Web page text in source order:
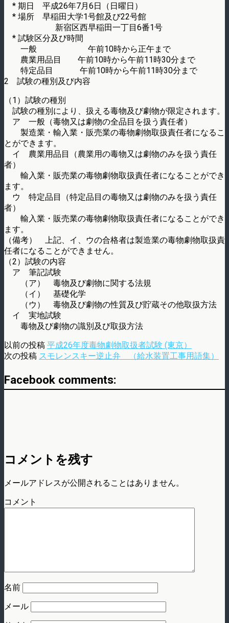
* 期日 平成26年7月6日（日曜日）
* 場所 早稲田大学1号館及び22号館
新宿区西早稲田一丁目6番1号
* 試験区分及び時間
一般 午前10時から正午まで
農業用品目 午前10時から午前11時30分まで
特定品目 午前10時から午前11時30分まで
2 試験の種別及び内容
（1）試験の種別
試験の種別により、扱える毒物及び劇物が限定されます。
ア 一般（毒物又は劇物の全品目を扱う責任者）
製造業・輸入業・販売業の毒物劇物取扱責任者になるこ
とができます。
イ 農業用品目（農業用の毒物又は劇物のみを扱う責任
者）
輸入業・販売業の毒物劇物取扱責任者になることができ
ます。
ウ 特定品目（特定品目の毒物又は劇物のみを扱う責任
者）
輸入業・販売業の毒物劇物取扱責任者になることができ
ます。
（備考） 上記、イ、ウの合格者は製造業の毒物劇物取扱責
任者になることができません。
（2）試験の内容
ア 筆記試験
（ア） 毒物及び劇物に関する法規
（イ） 基礎化学
（ウ） 毒物及び劇物の性質及び貯蔵その他取扱方法
イ 実地試験
毒物及び劇物の識別及び取扱方法
以前の投稿 平成26年度毒物劇物取扱者試験 (東京）
次の投稿 スモレンスキー逆止弁 （給水装置工事用語集）
Facebook comments:
コメントを残す
メールアドレスが公開されることはありません。
コメント
名前
メール